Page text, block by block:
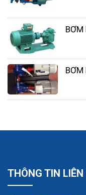
Nhất Tâm Phát là
chuyên cung cấp
chất lượng cao.
ngành công
nước và điện,
lòng tin từ khách
BƠM
BƠM
THÔNG TIN LIÊN